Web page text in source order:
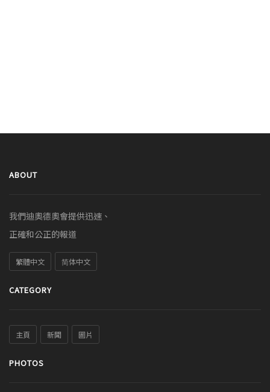
ABOUT
我們迪奧德奧會提供迅速、
正確和公正的報道
繁體中文 简体中文
CATEGORY
主頁 新聞 圖片
PHOTOS